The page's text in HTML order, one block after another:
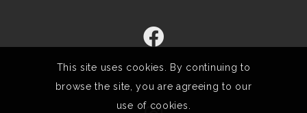
This site uses cookies. By continuing to
browse the site, you are agreeing to our
use of cookies.